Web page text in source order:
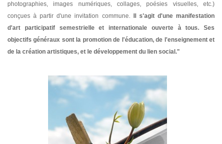
photographies, images numériques, collages, poésies visuelles, etc.)
conçues à partir d'une invitation commune.
Il s'agit d'une manifestation
d'art participatif semestrielle et internationale ouverte à tous. Ses
objectifs généraux sont la promotion de l'éducation, de l'enseignement et
de la création artistiques, et le développement du lien social."